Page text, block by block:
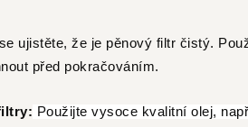
ujistěte, že je pěnový filtr čistý.
před pokračováním.
Použijte vysoce kvalitní olej,